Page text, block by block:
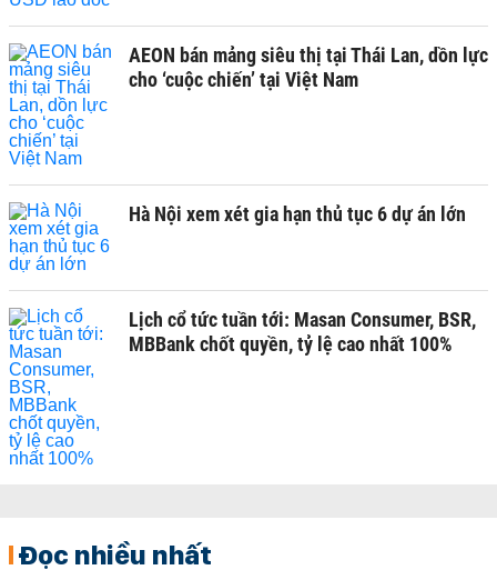
AEON bán mảng siêu thị tại Thái Lan, dồn lực
cho ‘cuộc chiến’ tại Việt Nam
Hà Nội xem xét gia hạn thủ tục 6 dự án lớn
Lịch cổ tức tuần tới: Masan Consumer, BSR,
MBBank chốt quyền, tỷ lệ cao nhất 100%
Đọc nhiều nhất